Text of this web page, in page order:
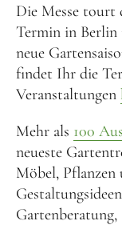
Die Messe tourt
Termin in
neue
findet Ihr die
Veranstaltungen
Mehr als 100
neueste
Möbel, Pflanzen